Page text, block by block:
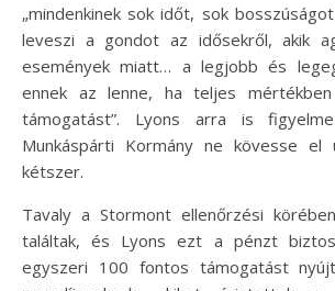
„mindenkinek sok időt, sok
leveszi a gondot az idősekről, akik
események miatt… a legjobb és
ennek az lenne, ha teljes mértékben
támogatást”. Lyons arra is
Munkáspárti Kormány ne kövesse el
kétszer.
Tavaly a Stormont ellenőrzési
találtak, és Lyons ezt a pénzt
egyszeri 100 fontos támogatást